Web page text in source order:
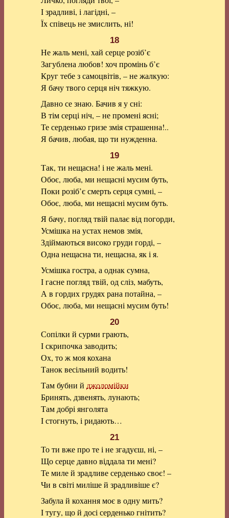
І зрадливі, і лагідні, –
Їх співець не змислить, ні!
18
Не жаль мені, хай серце розіб’є
Загублена любов! хоч промінь б’є
Круг тебе з самоцвітів, – не жалкую:
Я бачу твого серця ніч тяжкую.
Давно се знаю. Бачив я у сні:
В тім серці ніч, – не промені ясні;
Те серденько гризе змія страшенна!..
Я бачив, любая, що ти нужденна.
19
Так, ти нещасна! і не жаль мені.
Обоє, люба, ми нещасні мусим буть,
Поки розіб’є смерть серця сумні, –
Обоє, люба, ми нещасні мусим буть.
Я бачу, погляд твій палає від погорди,
Усмішка на устах немов змія,
Здіймаються високо груди горді, –
Одна нещасна ти, нещасна, як і я.
Усмішка гостра, а однак сумна,
І гасне погляд твій, од сліз, мабуть,
А в гордих грудях рана потайна, –
Обоє, люба, ми нещасні мусим буть!
20
Сопілки й сурми грають,
І скрипочка заводить;
Ох, то ж моя кохана
Танок весільний водить!
Там бубни й джоломійки
Бринять, дзвенять, лунають;
Там добрі янголята
І стогнуть, і ридають…
21
То ти вже про те і не згадуєш, ні, –
Що серце давно віддала ти мені?
Те миле й зрадливе серденько своє! –
Чи в світі миліше й зрадливіше є?
Забула й кохання моє в одну мить?
І тугу, що й досі серденько гнітить?